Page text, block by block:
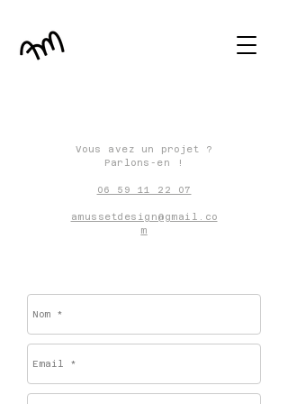
Vous avez un projet ?
Parlons-en !
06 59 11 22 07
amussetdesign@gmail.co
m